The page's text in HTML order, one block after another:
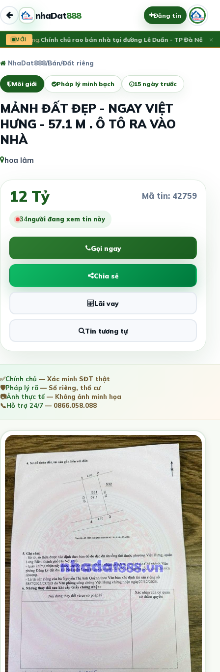
nhaDat888 Đăng tin
MỚI
Vừa đăng:Chính chủ rao bán nhà tại đường Lê Duẩn - TP Đà Nẵng; DT
×
NhaDat888/Bán/Đất riêng
Môi giới Pháp lý minh bạch 15 ngày trước
MẢNH ĐẤT ĐẸP - NGAY VIỆT
HƯNG - 57.1 M . Ô TÔ RA VÀO
NHÀ
hoa lâm
12 Tỷ Mã tin: 42759
34người đang xem tin này
Gọi ngay
Chia sẻ
Lãi vay
Tin tương tự
✅Chính chủ — Xác minh SĐT thật
🛡️Pháp lý rõ — Sổ riêng, thổ cư
📷Ảnh thực tế— Không ảnh minh họa
📞Hỗ trợ 24/7 — 0866.058.088